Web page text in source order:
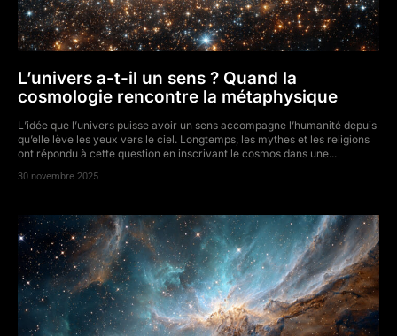
L’univers a-t-il un sens ? Quand la
cosmologie rencontre la métaphysique
L’idée que l’univers puisse avoir un sens accompagne l’humanité depuis
qu’elle lève les yeux vers le ciel. Longtemps, les mythes et les religions
ont répondu à cette question en inscrivant le cosmos dans une...
30 novembre 2025